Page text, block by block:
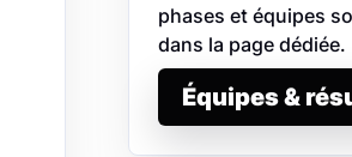
phases et équipes
dans la page dédiée.
Équipes &